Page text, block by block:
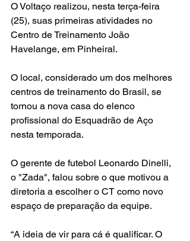
O Voltaço realizou, nesta terça-feira
(25), suas primeiras atividades no
Centro de Treinamento João
Havelange, em Pinheiral.
O local, considerado um dos melhores
centros de treinamento do Brasil, se
tornou a nova casa do elenco
profissional do Esquadrão de Aço
nesta temporada.
O gerente de futebol Leonardo Dinelli,
o "Zada", falou sobre o que motivou a
diretoria a escolher o CT como novo
espaço de preparação da equipe.
“A ideia de vir para cá é qualificar. O